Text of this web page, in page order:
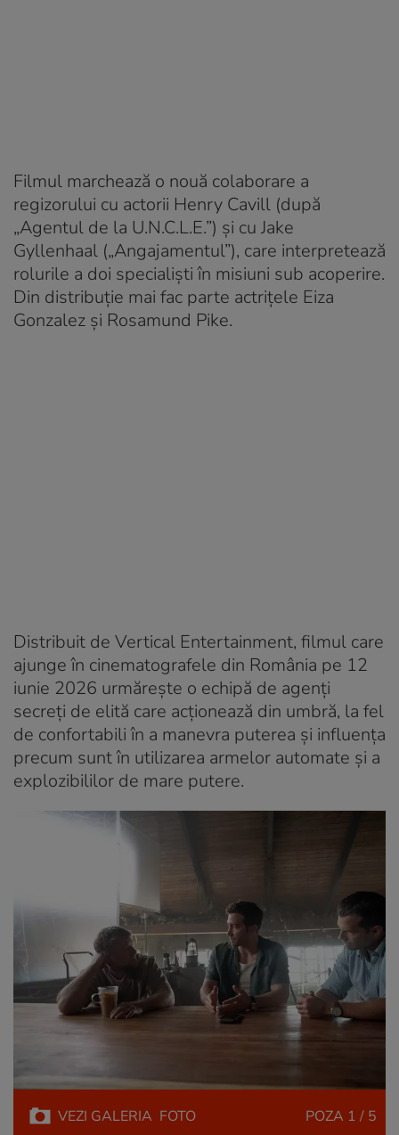
Filmul marchează o nouă colaborare a
regizorului cu actorii Henry Cavill (după
„Agentul de la U.N.C.L.E.”) şi cu Jake
Gyllenhaal („Angajamentul”), care interpretează
rolurile a doi specialiști în misiuni sub acoperire.
Din distribuție mai fac parte actrițele Eiza
Gonzalez și Rosamund Pike.
Distribuit de Vertical Entertainment, filmul care
ajunge în cinematografele din România pe 12
iunie 2026 urmărește o echipă de agenți
secreţi de elită care acţionează din umbră, la fel
de confortabili în a manevra puterea și influența
precum sunt în utilizarea armelor automate și a
explozibililor de mare putere.
VEZI GALERIA FOTO POZA 1 / 5